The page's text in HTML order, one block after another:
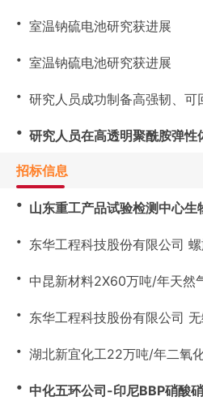
・ 室温钠硫电池研究获进展
・ 室温钠硫电池研究获进展
・ 研究人员成功制备高强韧、可
・ 研究人员在高透明聚酰胺弹性
招标信息
・ 山东重工产品试验检测中心生
・ 东华工程科技股份有限公司
・ 中昆新材料2X60万吨/年天然
・ 东华工程科技股份有限公司
・ 湖北新宜化工22万吨/年二氧
・ 中化五环公司-印尼BBP硝酸